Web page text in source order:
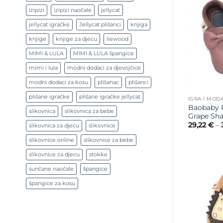
izipizi izipizi naočale jellycat
jellycat igračke Jellycat plišanci knjiga
knjige knjige za djecu liewood
MIMI & LULA MIMI & LULA špangice
mimi i lula modni dodaci za djevojčice
modni dodaci za kosu plišanac plišanci
plišane igračke plišane igračke jellycat
slikovnica slikovnica za bebe
slikovnica za djecu slikovnice
slikovnice online slikovnice za bebe
slikovnice za djecu stokke
sunčane naočale špangice
špangice za kosu
IGRA I
Baobaby
Grape
29,22€ –